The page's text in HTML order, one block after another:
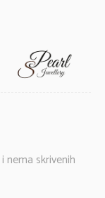
nema skrivenih